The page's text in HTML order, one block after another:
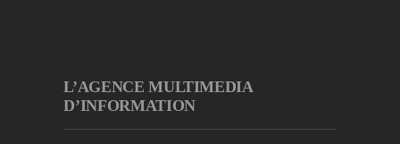
L’AGENCE MULTIMEDIA
D’INFORMATION